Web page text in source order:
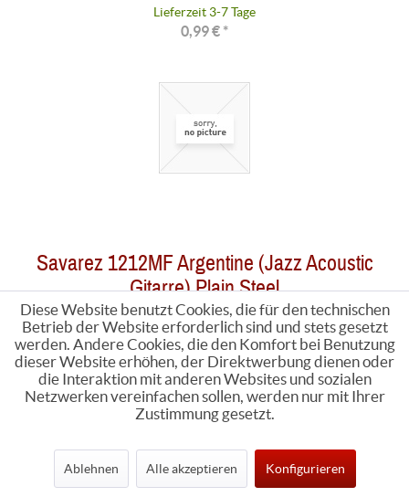
Lieferzeit 3-7 Tage
0,99 € *
Savarez 1212MF Argentine (Jazz Acoustic
Gitarre) Plain Steel
Lieferzeit 3-7 Tage
0,99 € *
Diese Website benutzt Cookies, die für den technischen
Betrieb der Website erforderlich sind und stets gesetzt
werden. Andere Cookies, die den Komfort bei Benutzung
dieser Website erhöhen, der Direktwerbung dienen oder
die Interaktion mit anderen Websites und sozialen
Netzwerken vereinfachen sollen, werden nur mit Ihrer
Zustimmung gesetzt.
Ablehnen Alle akzeptieren Konfigurieren